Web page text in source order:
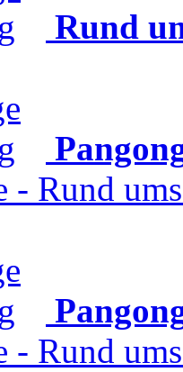
Rund
- Rund
- Rund